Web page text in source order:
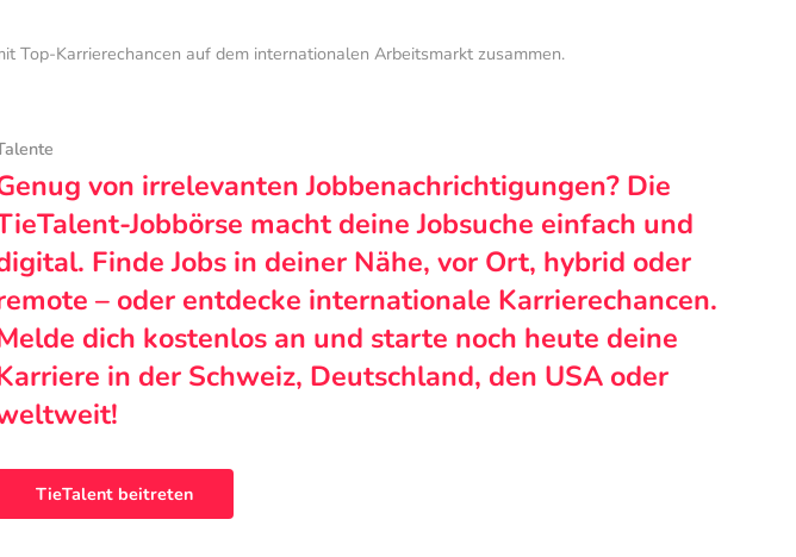
Karrierechancen auf dem internationalen Arbeitsmarkt zusammen.
von irrelevanten Jobbenachrichtigungen? Die
Jobbörse macht deine Jobsuche einfach und
Finde Jobs in deiner Nähe, vor Ort, hybrid oder
– oder entdecke internationale Karrierechancen.
dich kostenlos an und starte noch heute deine
in der Schweiz, Deutschland, den USA oder
TieTalent beitreten